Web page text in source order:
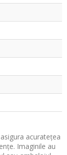
acuratețea
Imaginile au